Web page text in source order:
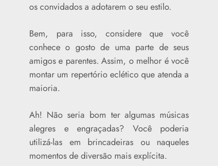
os convidados a adotarem o seu estilo.
Bem, para isso, considere que você
conhece o gosto de uma parte de seus
amigos e parentes. Assim, o melhor é você
montar um repertório eclético que atenda a
maioria.
Ah! Não seria bom ter algumas músicas
alegres e engraçadas? Você poderia
utilizá-las em brincadeiras ou naqueles
momentos de diversão mais explícita.